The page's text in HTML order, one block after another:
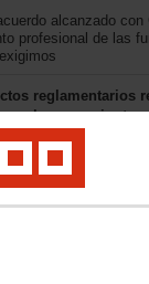
alcanzado
profesional de las
reglamentarios
reclamamos